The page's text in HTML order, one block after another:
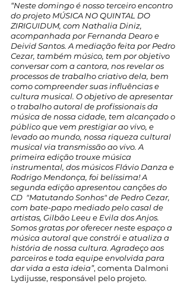
“Neste domingo é nosso terceiro encontro
do projeto MÚSICA NO QUINTAL DO
ZIRIGUIDUM, com Nathalia Diniz,
acompanhada por Fernanda Dearo e
Deivid Santos. A mediação feita por Pedro
Cezar, também músico, tem por objetivo
conversar com a cantora, nos revelar os
processos de trabalho criativo dela, bem
como compreender suas influências e
cultura musical. O objetivo de apresentar
o trabalho autoral de profissionais da
música de nossa cidade, tem alcançado o
público que vem prestigiar ao vivo, e
levado ao mundo, nossa riqueza cultural
musical via transmissão ao vivo. A
primeira edição trouxe música
instrumental, dos músicos Flávio Danza e
Rodrigo Mendonça, foi belíssima! A
segunda edição apresentou canções do
CD  "Matutando Sonhos" de Pedro Cezar,
com bate-papo mediado pelo casal de
artistas, Gilbão Leeu e Evila dos Anjos.
Somos gratas por oferecer neste espaço a
música autoral que constrói e atualiza a
história de nossa cultura. Agradeço aos
parceiros e toda equipe envolvida para
dar vida a esta ideia”, comenta Dalmoni
Lydijusse, responsável pelo projeto.